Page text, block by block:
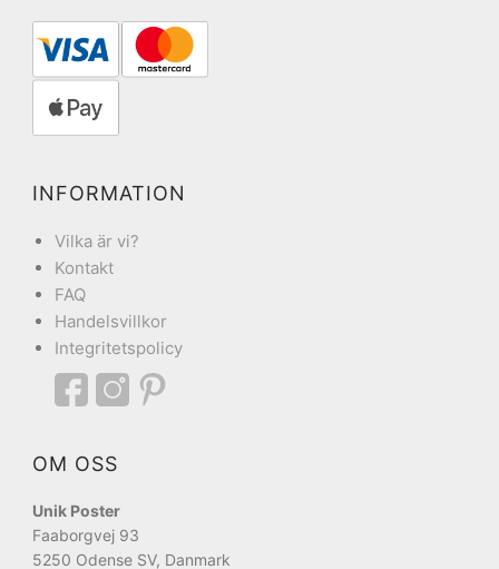
INFORMATION
Vilka är vi?
Kontakt
FAQ
Handelsvillkor
Integritetspolicy
OM OSS
Unik Poster
Faaborgvej 93
5250 Odense SV, Danmark